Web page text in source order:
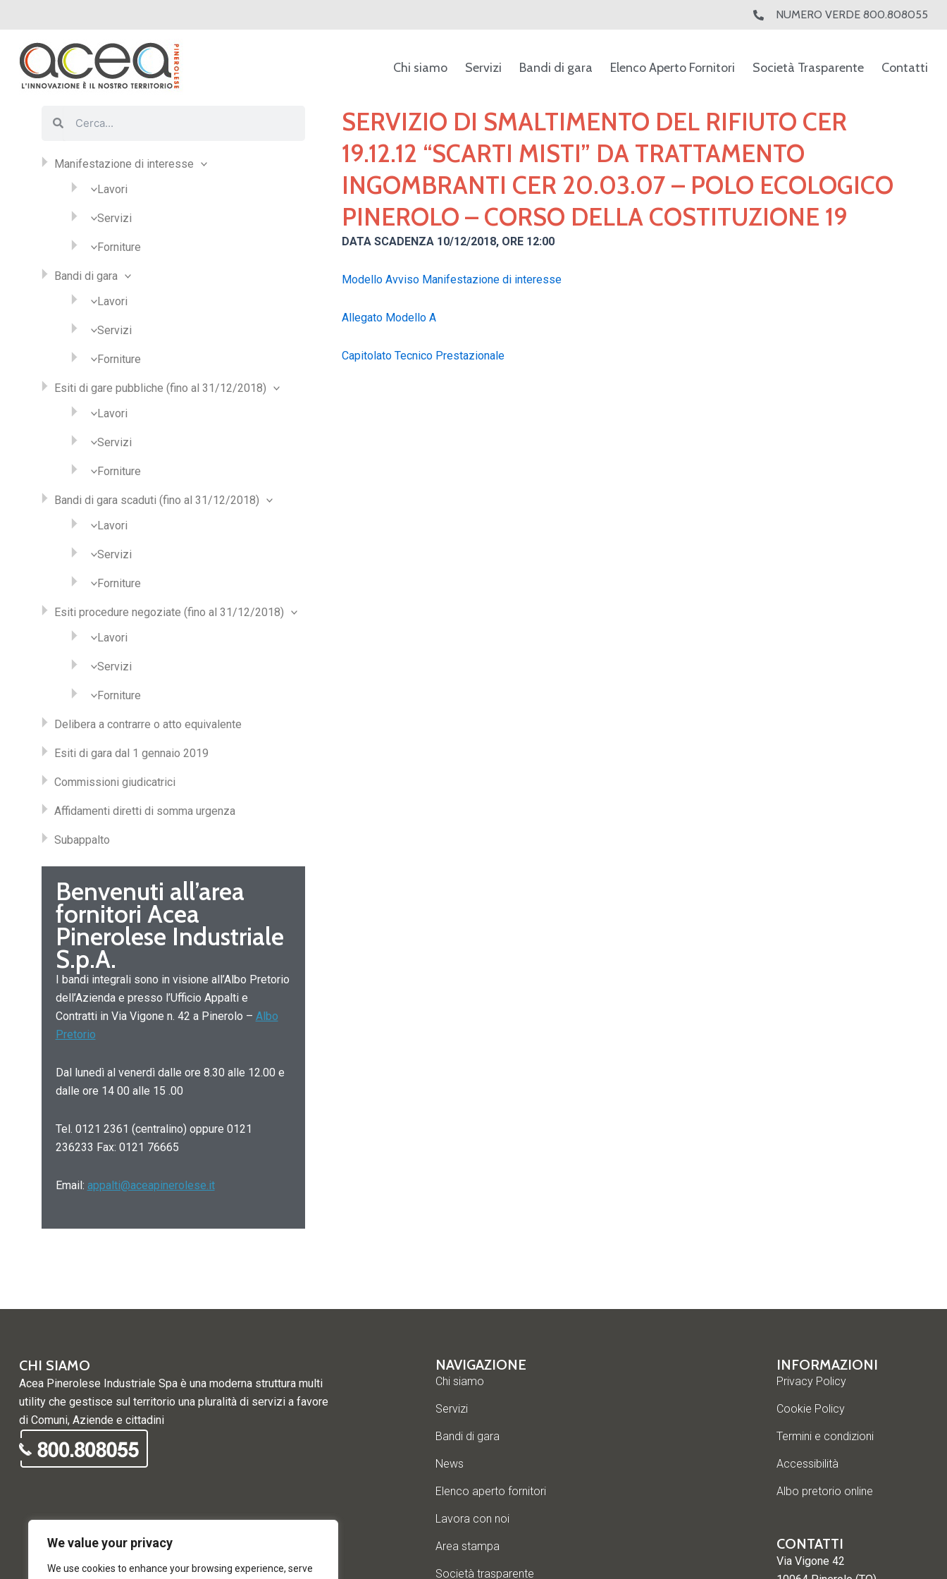
We value your privacy
We use cookies to enhance your browsing experience, serve
al
contenuto
NUMERO VERDE 800.808055
Chi siamo Servizi Bandi di gara Elenco Aperto Fornitori Società Trasparente Contatti
Manifestazione di interesse
Lavori
Servizi
Forniture
Bandi di gara
Lavori
Servizi
Forniture
Esiti di gare pubbliche (fino al 31/12/2018)
Lavori
Servizi
Forniture
Bandi di gara scaduti (fino al 31/12/2018)
Lavori
Servizi
Forniture
Esiti procedure negoziate (fino al 31/12/2018)
Lavori
Servizi
Forniture
Delibera a contrarre o atto equivalente
Esiti di gara dal 1 gennaio 2019
Commissioni giudicatrici
Affidamenti diretti di somma urgenza
Subappalto
Benvenuti all’area
fornitori Acea
Pinerolese Industriale
S.p.A.
I bandi integrali sono in visione all’Albo Pretorio
dell’Azienda e presso l’Ufficio Appalti e
Contratti in Via Vigone n. 42 a Pinerolo – Albo
Pretorio
Dal lunedì al venerdì dalle ore 8.30 alle 12.00 e
dalle ore 14 00 alle 15 .00
Tel. 0121 2361 (centralino) oppure 0121
236233 Fax: 0121 76665
Email: appalti@aceapinerolese.it
SERVIZIO DI SMALTIMENTO DEL RIFIUTO CER
19.12.12 “SCARTI MISTI” DA TRATTAMENTO
INGOMBRANTI CER 20.03.07 – POLO ECOLOGICO
PINEROLO – CORSO DELLA COSTITUZIONE 19
DATA SCADENZA 10/12/2018, ORE 12:00
Modello Avviso Manifestazione di interesse
Allegato Modello A
Capitolato Tecnico Prestazionale
CHI SIAMO
Acea Pinerolese Industriale Spa è una moderna struttura multi
utility che gestisce sul territorio una pluralità di servizi a favore
di Comuni, Aziende e cittadini
NAVIGAZIONE
Chi siamo
Servizi
Bandi di gara
News
Elenco aperto fornitori
Lavora con noi
Area stampa
Società trasparente
INFORMAZIONI
Privacy Policy
Cookie Policy
Termini e condizioni
Accessibilità
Albo pretorio online
CONTATTI
Via Vigone 42